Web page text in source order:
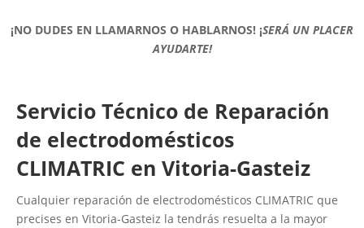
¡NO DUDES EN LLAMARNOS O HABLARNOS! ¡SERÁ UN PLACER
AYUDARTE!
Servicio Técnico de Reparación
de electrodomésticos
CLIMATRIC en Vitoria-Gasteiz
Cualquier reparación de electrodomésticos CLIMATRIC que
precises en Vitoria-Gasteiz la tendrás resuelta a la mayor